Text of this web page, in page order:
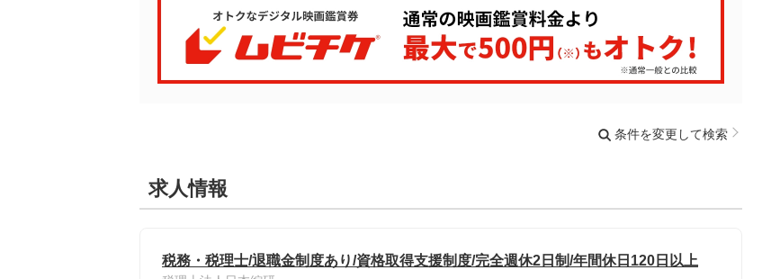
条件を変更して検索
求人情報
税務・税理士/退職金制度あり/資格取得支援制度/完全週休2日制/年間休日120日以上